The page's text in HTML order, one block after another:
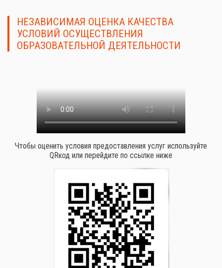
НЕЗАВИСИМАЯ ОЦЕНКА КАЧЕСТВА
УСЛОВИЙ ОСУЩЕСТВЛЕНИЯ
ОБРАЗОВАТЕЛЬНОЙ ДЕЯТЕЛЬНОСТИ
Чтобы оценить условия предоставления услуг используйте
QRкод или перейдите по ссылке ниже